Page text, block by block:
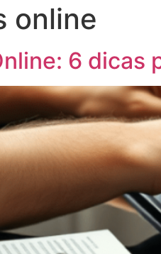
online
6 dicas